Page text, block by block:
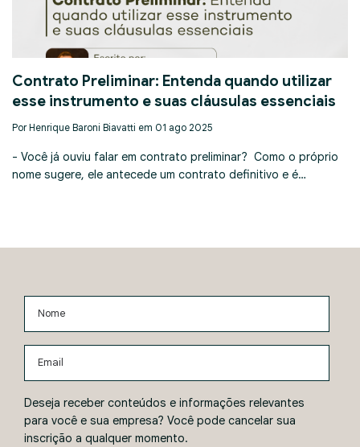
Contrato Preliminar: Entenda quando utilizar
esse instrumento e suas cláusulas essenciais
Por Henrique Baroni Biavatti em 01 ago 2025
- Você já ouviu falar em contrato preliminar? Como o próprio
nome sugere, ele antecede um contrato definitivo e é…
Deseja receber conteúdos e informações relevantes
para você e sua empresa? Você pode cancelar sua
inscrição a qualquer momento.